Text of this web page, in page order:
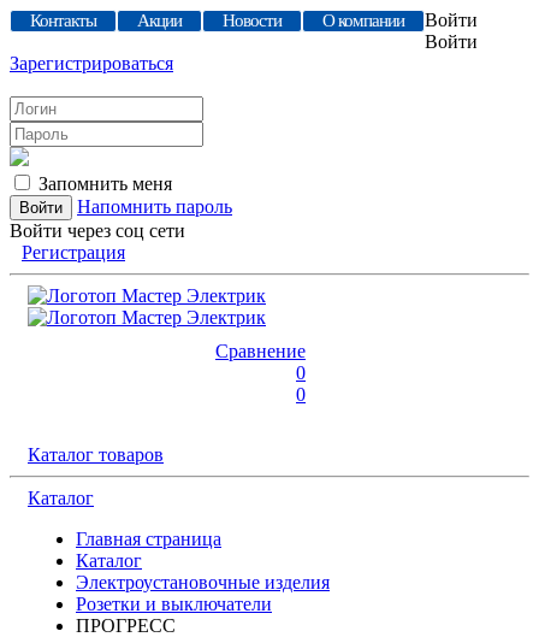
Контакты Акции Новости О компании
Войти
Войти
Зарегистрироваться
Запомнить меня
Напомнить пароль
Войти через соц сети
Регистрация
Сравнение
0
0
Каталог товаров
Каталог
Главная страница
Каталог
Электроустановочные изделия
Розетки и выключатели
ПРОГРЕСС